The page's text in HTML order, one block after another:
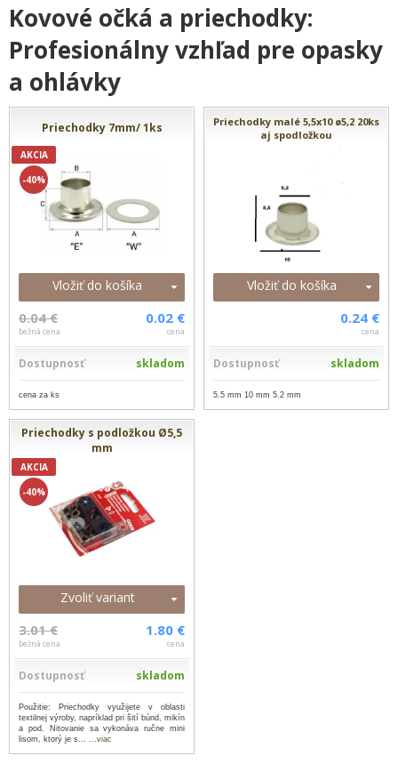
Kovové očká a priechodky:
Profesionálny vzhľad pre opasky
a ohlávky
Priechodky 7mm/ 1ks
AKCIA
-40%
Vložiť do košíka
0.04 €
bežná cena
0.02 €
cena
Dostupnosť skladom
cena za ks
Priechodky malé 5,5x10 ø5,2 20ks
aj spodložkou
Vložiť do košíka
0.24 €
cena
Dostupnosť skladom
5.5 mm 10 mm 5.2 mm
Priechodky s podložkou Ø5,5
mm
AKCIA
-40%
Zvoliť variant
3.01 €
bežná cena
1.80 €
cena
Dostupnosť skladom
Použitie: Priechodky využijete v oblasti
textilnej výroby, napríklad pri šití búnd, mikín
a pod. Nitovanie sa vykonáva ručne mini
lisom, ktorý je s...
...viac